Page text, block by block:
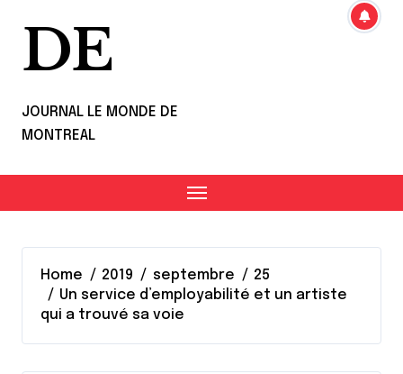
DE
JOURNAL LE MONDE DE
MONTREAL
Home 2019 septembre
25
Un service d’employabilité et un artiste
qui a trouvé sa voie